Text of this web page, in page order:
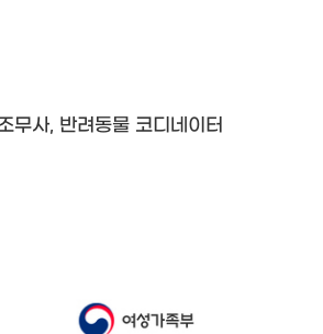
무사, 반려동물 코디네이터